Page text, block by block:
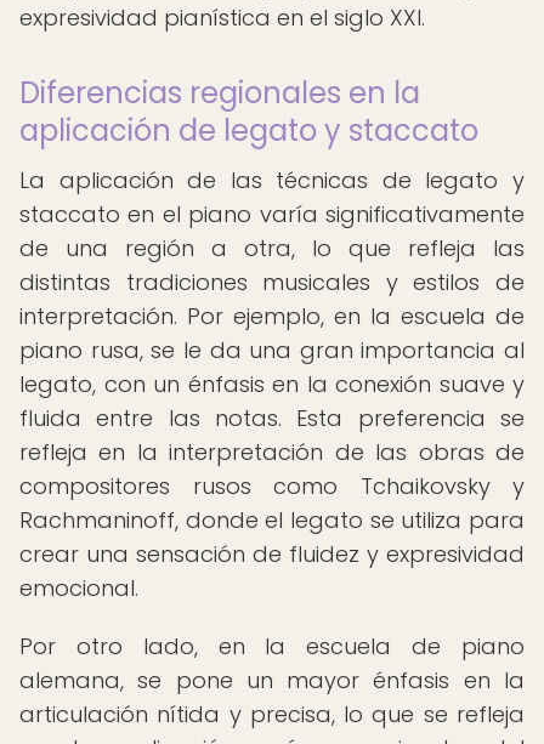
expresividad pianística en el siglo XXI.
Diferencias regionales en la
aplicación de legato y staccato
La aplicación de las técnicas de legato y
staccato en el piano varía significativamente
de una región a otra, lo que refleja las
distintas tradiciones musicales y estilos de
interpretación. Por ejemplo, en la escuela de
piano rusa, se le da una gran importancia al
legato, con un énfasis en la conexión suave y
fluida entre las notas. Esta preferencia se
refleja en la interpretación de las obras de
compositores rusos como Tchaikovsky y
Rachmaninoff, donde el legato se utiliza para
crear una sensación de fluidez y expresividad
emocional.
Por otro lado, en la escuela de piano
alemana, se pone un mayor énfasis en la
articulación nítida y precisa, lo que se refleja